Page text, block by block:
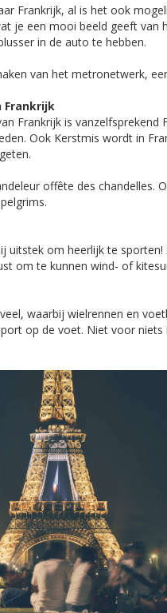
Frankrijk, al is het ook
je een mooi beeld geeft
in de auto te hebben.
van het metronetwerk,
Frankrijk
Frankrijk is
Ook Kerstmis wordt in
offête des chandelles.
uitstek om heerlijk te
om te kunnen wind- of
waarbij wielrennen en
op de voet. Niet voor